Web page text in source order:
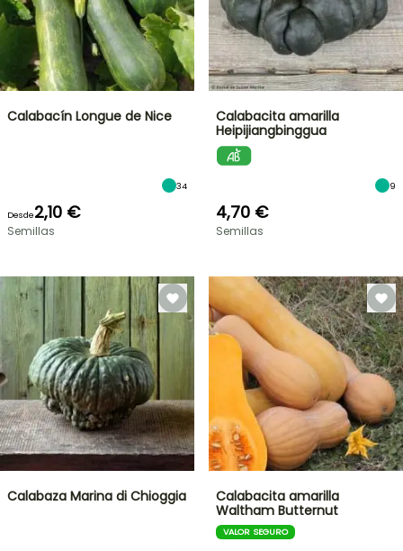
Calabacín Longue de Nice
34
Desde2,10 €
Semillas
Calabacita amarilla
Heipijiangbinggua
9
4,70 €
Semillas
Calabaza Marina di Chioggia
Calabacita amarilla
Waltham Butternut
VALOR SEGURO